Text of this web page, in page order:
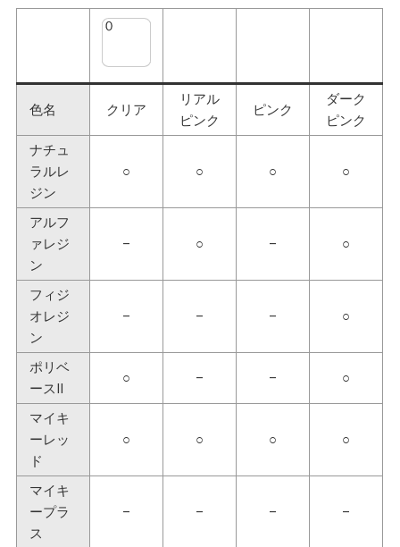
色名 クリア
リアル
ピンク
ピンク
ダーク
ピンク
ナチュ
ラルレ
ジン
○ ○ ○ ○
アルフ
ァレジ
ン
– ○ – ○
フィジ
オレジ
ン
– – – ○
ポリベ
ースⅡ
○ – – ○
マイキ
ーレッ
ド
○ ○ ○ ○
マイキ
ープラ
ス
– – – –